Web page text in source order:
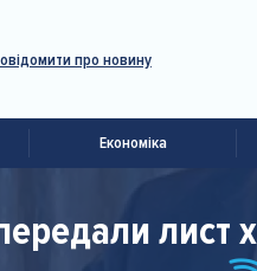
про новину
Економіка
лист